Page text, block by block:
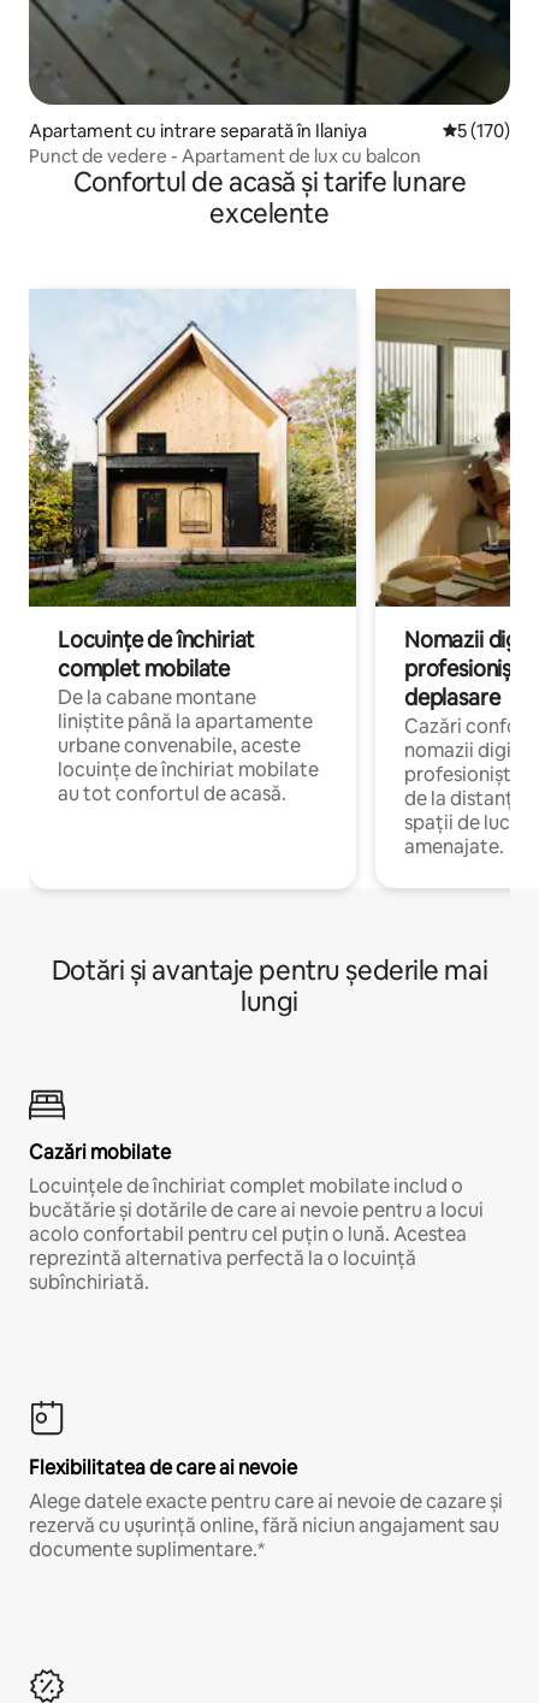
Apartament cu intrare separată în Ilaniya Scor mediu
5 (170)
Punct de vedere - Apartament de lux cu balcon
Confortul de acasă și tarife lunare
excelente
Locuințe de închiriat
complet mobilate
De la cabane montane
liniștite până la apartamente
urbane convenabile, aceste
locuințe de închiriat mobilate
au tot confortul de acasă.
Nomazii
profesioniștii
deplasare
Cazări
nomazii
profesioniștii
de la distanță,
spații de lucru
amenajate.
Dotări și avantaje pentru șederile mai
lungi
Cazări mobilate
Locuințele de închiriat complet mobilate includ o
bucătărie și dotările de care ai nevoie pentru a locui
acolo confortabil pentru cel puțin o lună. Acestea
reprezintă alternativa perfectă la o locuință
subînchiriată.
Flexibilitatea de care ai nevoie
Alege datele exacte pentru care ai nevoie de cazare și
rezervă cu ușurință online, fără niciun angajament sau
documente suplimentare.*